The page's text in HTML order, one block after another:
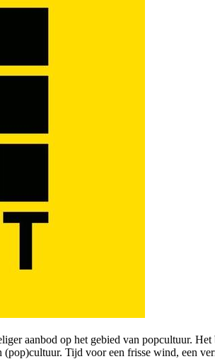
aanbod op het gebied van popcultuur.
Tijd voor een frisse wind, een